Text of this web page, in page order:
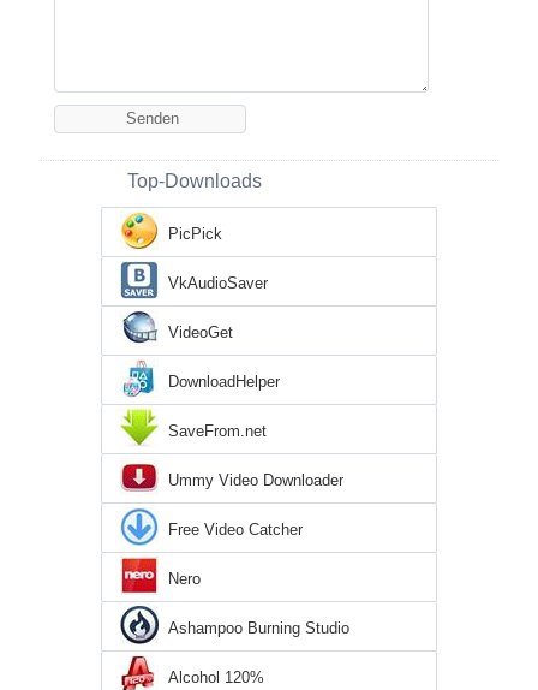
Top-Downloads
PicPick
VkAudioSaver
VideoGet
DownloadHelper
SaveFrom.net
Ummy Video Downloader
Free Video Catcher
Nero
Ashampoo Burning Studio
Alcohol 120%